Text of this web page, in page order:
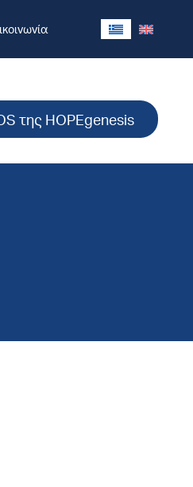
της HOPEgenesis